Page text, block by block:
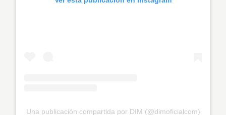
Una publicación compartida por DIM (@dimoficialcom)